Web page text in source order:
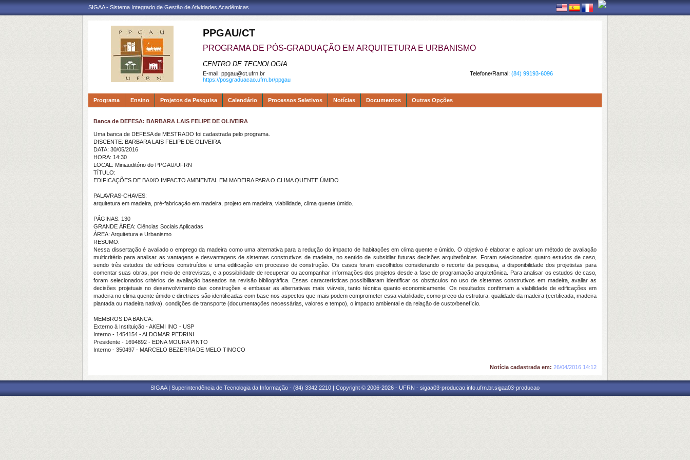
SIGAA - Sistema Integrado de Gestão de Atividades Acadêmicas
PPGAU/CT
PROGRAMA DE PÓS-GRADUAÇÃO EM ARQUITETURA E URBANISMO
CENTRO DE TECNOLOGIA
Telefone/Ramal: (84) 99193-6096
E-mail: ppgau@ct.ufrn.br
https://posgraduacao.ufrn.br/ppgau
Programa Ensino Projetos de Pesquisa Calendário Processos Seletivos Notícias Documentos Outras Opções
Banca de DEFESA: BARBARA LAIS FELIPE DE OLIVEIRA
Uma banca de DEFESA de MESTRADO foi cadastrada pelo programa.
DISCENTE: BARBARA LAIS FELIPE DE OLIVEIRA
DATA: 30/05/2016
HORA: 14:30
LOCAL: Miniauditório do PPGAU/UFRN
TÍTULO:
EDIFICAÇÕES DE BAIXO IMPACTO AMBIENTAL EM MADEIRA PARA O CLIMA QUENTE ÚMIDO
PALAVRAS-CHAVES:
arquitetura em madeira, pré-fabricação em madeira, projeto em madeira, viabilidade, clima quente úmido.
PÁGINAS: 130
GRANDE ÁREA: Ciências Sociais Aplicadas
ÁREA: Arquitetura e Urbanismo
RESUMO:
Nessa dissertação é avaliado o emprego da madeira como uma alternativa para a redução do impacto de habitações em clima quente e úmido. O objetivo é elaborar e aplicar um método de avaliação
multicritério para analisar as vantagens e desvantagens de sistemas construtivos de madeira, no sentido de subsidiar futuras decisões arquitetônicas. Foram selecionados quatro estudos de caso,
sendo três estudos de edifícios construídos e uma edificação em processo de construção. Os casos foram escolhidos considerando o recorte da pesquisa, a disponibilidade dos projetistas para
comentar suas obras, por meio de entrevistas, e a possibilidade de recuperar ou acompanhar informações dos projetos desde a fase de programação arquitetônica. Para analisar os estudos de caso,
foram selecionados critérios de avaliação baseados na revisão bibliográfica. Essas características possibilitaram identificar os obstáculos no uso de sistemas construtivos em madeira, avaliar as
decisões projetuais no desenvolvimento das construções e embasar as alternativas mais viáveis, tanto técnica quanto economicamente. Os resultados confirmam a viabilidade de edificações em
madeira no clima quente úmido e diretrizes são identificadas com base nos aspectos que mais podem comprometer essa viabilidade, como preço da estrutura, qualidade da madeira (certificada, madeira
plantada ou madeira nativa), condições de transporte (documentações necessárias, valores e tempo), o impacto ambiental e da relação de custo/benefício.
MEMBROS DA BANCA:
Externo à Instituição - AKEMI INO - USP
Interno - 1454154 - ALDOMAR PEDRINI
Presidente - 1694892 - EDNA MOURA PINTO
Interno - 350497 - MARCELO BEZERRA DE MELO TINOCO
Notícia cadastrada em: 26/04/2016 14:12
SIGAA | Superintendência de Tecnologia da Informação - (84) 3342 2210 | Copyright © 2006-2026 - UFRN - sigaa03-producao.info.ufrn.br.sigaa03-producao